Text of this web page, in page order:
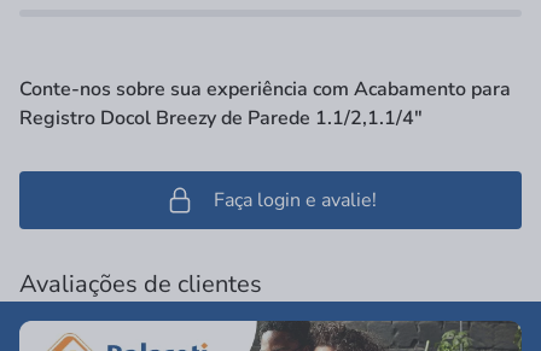
Conte-nos sobre sua experiência com Acabamento para
Registro Docol Breezy de Parede 1.1/2,1.1/4"
Faça login e avalie!
Avaliações de clientes